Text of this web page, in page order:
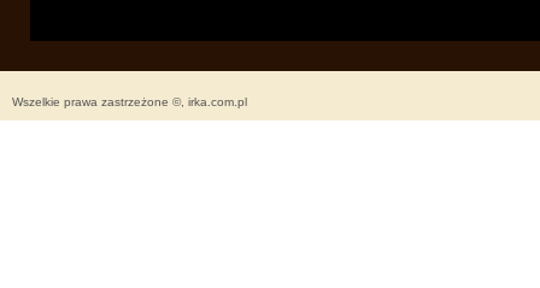
Wszelkie prawa zastrzeżone ©, irka.com.pl